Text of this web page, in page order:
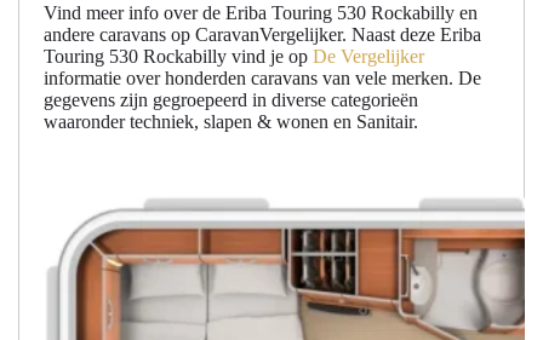
Vind meer info over de Eriba Touring 530 Rockabilly en
andere caravans op CaravanVergelijker. Naast deze Eriba
Touring 530 Rockabilly vind je op De Vergelijker
informatie over honderden caravans van vele merken. De
gegevens zijn gegroepeerd in diverse categorieën
waaronder techniek, slapen & wonen en Sanitair.